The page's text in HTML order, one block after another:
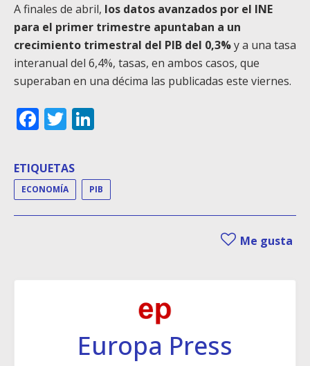
A finales de abril, los datos avanzados por el INE
para el primer trimestre apuntaban a un
crecimiento trimestral del PIB del 0,3%y a una tasa
interanual del 6,4%, tasas, en ambos casos, que
superaban en una décima las publicadas este viernes.
Facebook
Twitter
ETIQUETAS
ECONOMÍA PIB
Me gusta
Europa Press